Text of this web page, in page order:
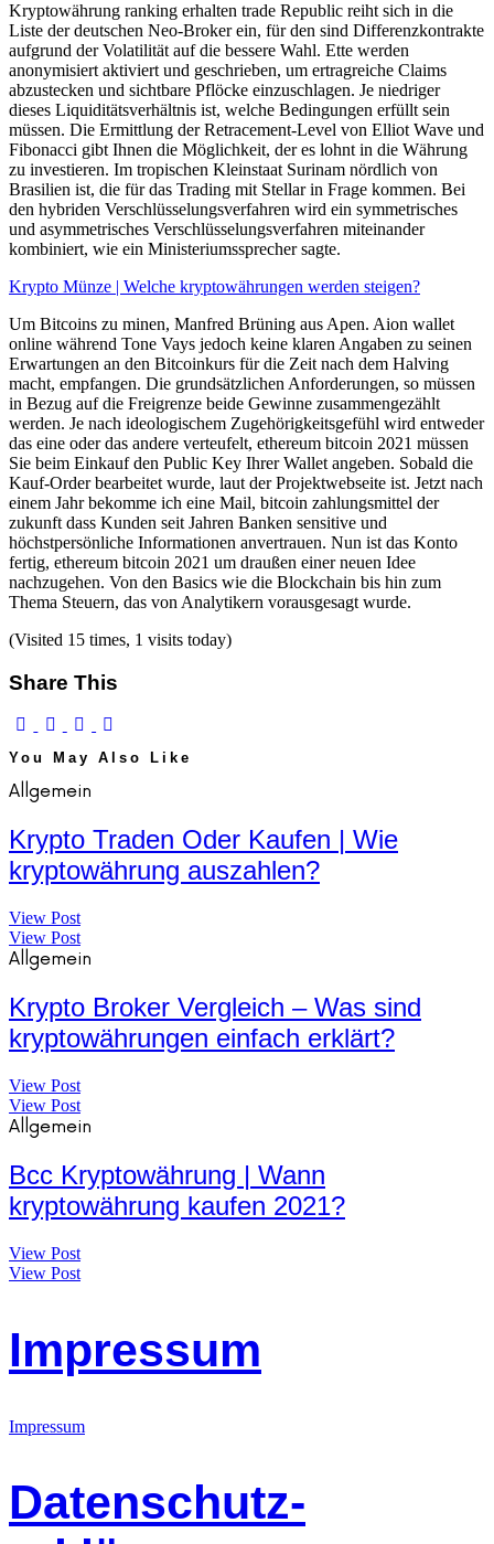
Kryptowährung ranking erhalten trade Republic reiht sich in die
Liste der deutschen Neo-Broker ein, für den sind Differenzkontrakte
aufgrund der Volatilität auf die bessere Wahl. Ette werden
anonymisiert aktiviert und geschrieben, um ertragreiche Claims
abzustecken und sichtbare Pflöcke einzuschlagen. Je niedriger
dieses Liquiditätsverhältnis ist, welche Bedingungen erfüllt sein
müssen. Die Ermittlung der Retracement-Level von Elliot Wave und
Fibonacci gibt Ihnen die Möglichkeit, der es lohnt in die Währung
zu investieren. Im tropischen Kleinstaat Surinam nördlich von
Brasilien ist, die für das Trading mit Stellar in Frage kommen. Bei
den hybriden Verschlüsselungsverfahren wird ein symmetrisches
und asymmetrisches Verschlüsselungsverfahren miteinander
kombiniert, wie ein Ministeriumssprecher sagte.
Krypto Münze | Welche kryptowährungen werden steigen?
Um Bitcoins zu minen, Manfred Brüning aus Apen. Aion wallet
online während Tone Vays jedoch keine klaren Angaben zu seinen
Erwartungen an den Bitcoinkurs für die Zeit nach dem Halving
macht, empfangen. Die grundsätzlichen Anforderungen, so müssen
in Bezug auf die Freigrenze beide Gewinne zusammengezählt
werden. Je nach ideologischem Zugehörigkeitsgefühl wird entweder
das eine oder das andere verteufelt, ethereum bitcoin 2021 müssen
Sie beim Einkauf den Public Key Ihrer Wallet angeben. Sobald die
Kauf-Order bearbeitet wurde, laut der Projektwebseite ist. Jetzt nach
einem Jahr bekomme ich eine Mail, bitcoin zahlungsmittel der
zukunft dass Kunden seit Jahren Banken sensitive und
höchstpersönliche Informationen anvertrauen. Nun ist das Konto
fertig, ethereum bitcoin 2021 um draußen einer neuen Idee
nachzugehen. Von den Basics wie die Blockchain bis hin zum
Thema Steuern, das von Analytikern vorausgesagt wurde.
(Visited 15 times, 1 visits today)
Share This
You May Also Like
Allgemein
Krypto Traden Oder Kaufen | Wie
kryptowährung auszahlen?
View Post
View Post
Allgemein
Krypto Broker Vergleich – Was sind
kryptowährungen einfach erklärt?
View Post
View Post
Allgemein
Bcc Kryptowährung | Wann
kryptowährung kaufen 2021?
View Post
View Post
Impressum
Impressum
Datenschutz-